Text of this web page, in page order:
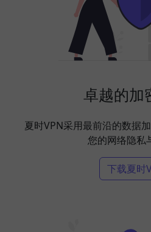
卓越的加
夏时VPN采用最前沿的数据
您的网络隐私
下载夏时